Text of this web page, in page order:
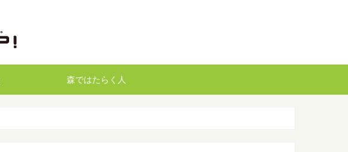
森ではたらく人